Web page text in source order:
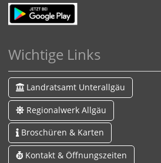
Wichtige Links
Landratsamt Unterallgäu
Regionalwerk Allgäu
Broschüren & Karten
Kontakt & Öffnungszeiten